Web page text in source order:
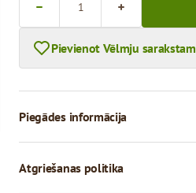
Pievienot Vēlmju sarakstam
Piegādes informācija
Atgriešanas politika